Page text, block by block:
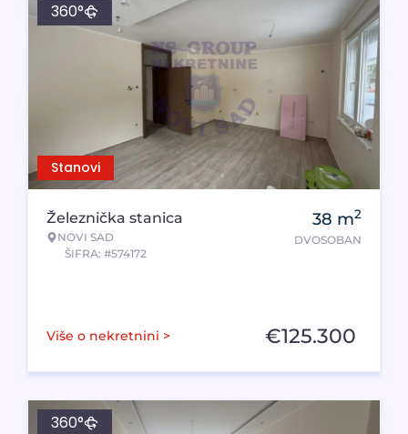
Stanovi
360°
Železnička stanica
NOVI SAD
ŠIFRA: #574172
38 m2
DVOSOBAN
Više o nekretnini > €125.300
360°